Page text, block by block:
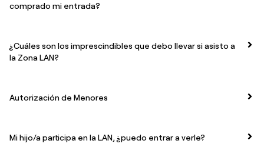
comprado mi entrada?
¿Cuáles son los imprescindibles que debo llevar si asisto a
la Zona LAN?
Autorización de Menores
Mi hijo/a participa en la LAN, ¿puedo entrar a verle?